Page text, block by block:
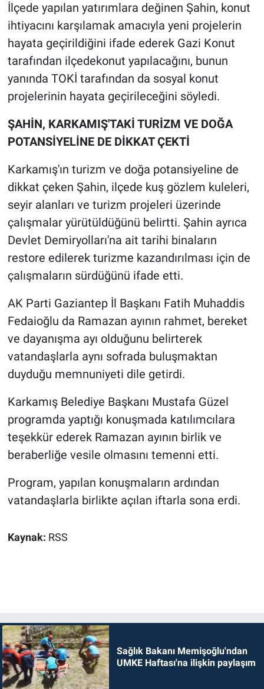
İlçede yapılan yatırımlara değinen Şahin, konut
ihtiyacını karşılamak amacıyla yeni projelerin
hayata geçirildiğini ifade ederek Gazi Konut
tarafından ilçedekonut yapılacağını, bunun
yanında TOKİ tarafından da sosyal konut
projelerinin hayata geçirileceğini söyledi.
ŞAHİN, KARKAMIŞ'TAKİ TURİZM VE DOĞA
POTANSİYELİNE DE DİKKAT ÇEKTİ
Karkamış'ın turizm ve doğa potansiyeline de
dikkat çeken Şahin, ilçede kuş gözlem kuleleri,
seyir alanları ve turizm projeleri üzerinde
çalışmalar yürütüldüğünü belirtti. Şahin ayrıca
Devlet Demiryolları'na ait tarihi binaların
restore edilerek turizme kazandırılması için de
çalışmaların sürdüğünü ifade etti.
AK Parti Gaziantep İl Başkanı Fatih Muhaddis
Fedaioğlu da Ramazan ayının rahmet, bereket
ve dayanışma ayı olduğunu belirterek
vatandaşlarla aynı sofrada buluşmaktan
duyduğu memnuniyeti dile getirdi.
Karkamış Belediye Başkanı Mustafa Güzel
programda yaptığı konuşmada katılımcılara
teşekkür ederek Ramazan ayının birlik ve
beraberliğe vesile olmasını temenni etti.
Program, yapılan konuşmaların ardından
vatandaşlarla birlikte açılan iftarla sona erdi.
Kaynak: RSS
Sağlık Bakanı Memişoğlu'ndan
UMKE Haftası'na ilişkin paylaşım